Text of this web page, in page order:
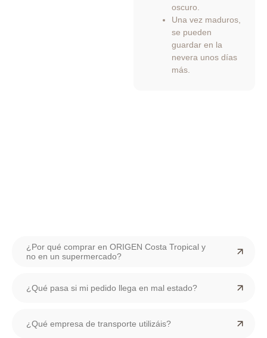
oscuro.
Una vez maduros,
se pueden
guardar en la
nevera unos días
más.
¿Por qué comprar en ORIGEN Costa Tropical y
no en un supermercado?
¿Qué pasa si mi pedido llega en mal estado?
¿Qué empresa de transporte utilizáis?